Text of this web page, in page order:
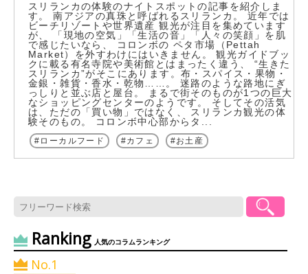
スリランカの体験のナイトスポットの記事を紹介しま
す。 南アジアの真珠と呼ばれるスリランカ。 近年では
ビーチリゾートや世界遺産 観光が注目を集めています
が、 「現地の空気」「生活の音」「人々の笑顔」を肌
で感じたいなら、 コロンボの ペタ市場（Pettah
Market）を外すわけにはいきません。 観光ガイドブッ
クに載る有名寺院や美術館とはまったく違う、 “生きた
スリランカ”がそこにあります。布・スパイス・果物・
金銀・雑貨・香水・乾物……。 迷路のような路地にぎ
っしりと並ぶ店と屋台。 まるで街そのものが1つの巨大
なショッピングセンターのようです。 そしてその活気
は、ただの「買い物」ではなく、 スリランカ観光の体
験そのもの。 コロンボ中心部からタ...
ローカルフード カフェ お土産
Ranking 人気のコラムランキング
No.1